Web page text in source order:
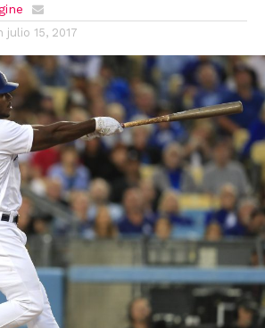
julio 15, 2017